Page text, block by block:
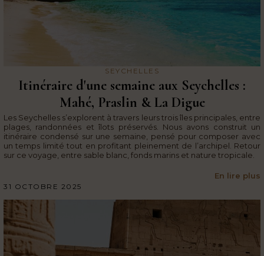
SEYCHELLES
Itinéraire d'une semaine aux Seychelles :
Mahé, Praslin & La Digue
Les Seychelles s’explorent à travers leurs trois îles principales, entre
plages, randonnées et îlots préservés. Nous avons construit un
itinéraire condensé sur une semaine, pensé pour composer avec
un temps limité tout en profitant pleinement de l’archipel. Retour
sur ce voyage, entre sable blanc, fonds marins et nature tropicale.
En lire plus
31 OCTOBRE 2025